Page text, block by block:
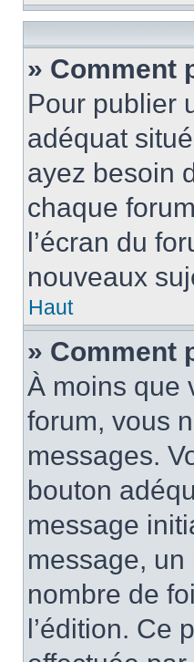
» Comment
Pour publier
adéquat
ayez besoin
chaque
l’écran du
nouveaux
Haut
» Comment
À moins que
forum, vous
messages.
bouton
message
message,
nombre de
l’édition. Ce